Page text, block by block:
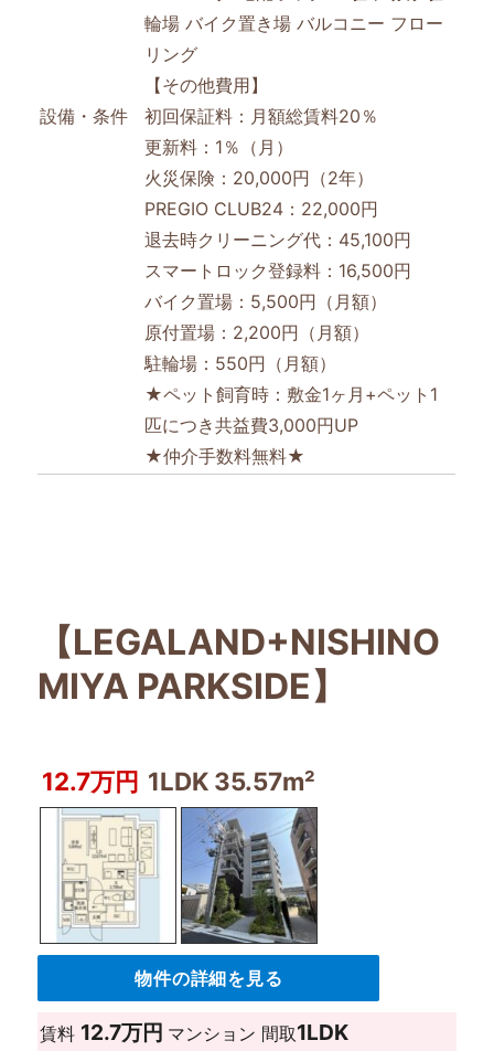
設備・条件
輪場 バイク置き場 バルコニー フロー
リング
【その他費用】
初回保証料：月額総賃料20％
更新料：1％（月）
火災保険：20,000円（2年）
PREGIO CLUB24：22,000円
退去時クリーニング代：45,100円
スマートロック登録料：16,500円
バイク置場：5,500円（月額）
原付置場：2,200円（月額）
駐輪場：550円（月額）
★ペット飼育時：敷金1ヶ月+ペット1
匹につき共益費3,000円UP
★仲介手数料無料★
【LEGALAND+NISHINO
MIYA PARKSIDE】
12.7万円 1LDK 35.57m²
物件の詳細を見る
賃料 12.7万円 マンション 間取1LDK